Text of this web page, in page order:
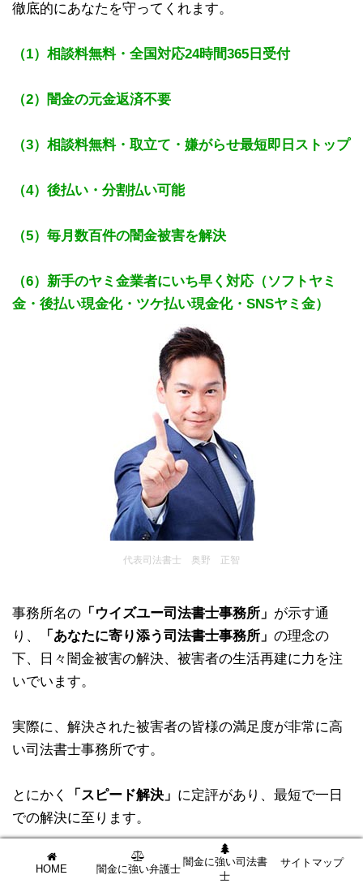
徹底的にあなたを守ってくれます。
（1）相談料無料・全国対応24時間365日受付
（2）闇金の元金返済不要
（3）相談料無料・取立て・嫌がらせ最短即日ストップ
（4）後払い・分割払い可能
（5）毎月数百件の闇金被害を解決
（6）新手のヤミ金業者にいち早く対応（ソフトヤミ
金・後払い現金化・ツケ払い現金化・SNSヤミ金）
代表司法書士 奥野 正智
事務所名の 「ウイズユー司法書士事務所」 が示す通
り、
「あなたに寄り添う司法書士事務所」 の理念の
下、日々闇金被害の解決、被害者の生活再建に力を注
いでいます。
実際に、解決された被害者の皆様の満足度が非常に高
い司法書士事務所です。
とにかく 「スピード解決」 に定評があり、最短で一日
での解決に至ります。
被害を一日でも早く解決されたい方は、ウイズユー司
HOME 闇金に強い弁護士
闇金に強い司法書
士
サイトマップ